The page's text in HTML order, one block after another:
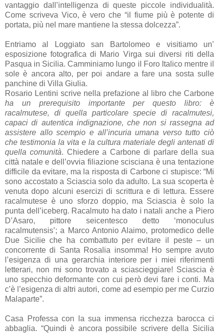
vantaggio dall’intelligenza di queste piccole individualità.
Come scriveva Vico, è vero che “il fiume più è potente di
portata, più nel mare mantiene la stessa dolcezza”.
Entriamo al Loggiato san Bartolomeo e visitiamo un’
esposizione fotografica di Mario Virga sui diversi riti della
Pasqua in Sicilia. Camminiamo lungo il Foro Italico mentre il
sole è ancora alto, per poi andare a fare una sosta sulle
panchine di Villa Giulia.
Rosario Lentini scrive nella prefazione al libro che Carbone
ha un prerequisito importante per questo libro: è
racalmutese, di quella particolare specie di racalmutesi,
capaci di autentica indignazione, che non si rassegna ad
assistere allo scempio e all’incuria umana verso tutto ciò
che testimonia la vita e la cultura materiale degli antenati di
quella comunità. Chiedere a Carbone di parlare della sua
città natale e dell’ovvia filiazione scisciana è una tentazione
difficile da evitare, ma la risposta di Carbone ci stupisce: “Mi
sono accostato a Sciascia solo da adulto. La sua scoperta è
venuta dopo alcuni esercizi di scrittura e di lettura. Essere
racalmutese è uno sforzo doppio, ma Sciascia è solo la
punta dell’iceberg. Racalmuto ha dato i natali anche a Piero
D’Asaro, pittore seicentesco detto ‘monoculus
racalmutensis’; a Marco Antonio Alaimo, protomedico delle
Due Sicilie che ha combattuto per evitare il peste – un
concorrente di Santa Rosalia insomma! Ho sempre avuto
l’esigenza di una gerarchia interiore per i miei riferimenti
letterari, non mi sono trovato a sciascieggiare! Sciascia è
uno specchio deformante con cui però devi fare i conti. Ma
c’è l’esigenza di altri autori, come ad esempio per me Curzio
Malaparte”.
Casa Professa con la sua immensa ricchezza barocca ci
abbaglia. “Quindi è ancora possibile scrivere della Sicilia